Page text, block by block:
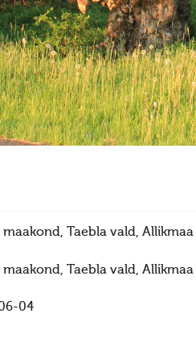
maakond, Taebla vald,
maakond, Taebla vald,
04